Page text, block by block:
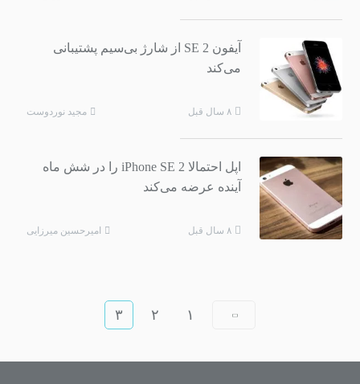
آیفون SE 2 از شارژ بی‌سیم پشتیبانی
می‌کند
۸ سال قبل مجید نوردوست
اپل احتمالا iPhone SE 2 را در شش ماه
آینده عرضه می‌کند
۸ سال قبل امیرحسین میرزایی
۱ ۲ ۳